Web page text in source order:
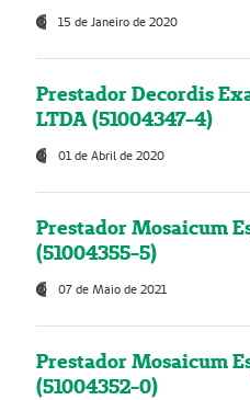
15 de Janeiro de 2020
Prestador Decordis
LTDA (51004347-4)
01 de Abril de 2020
Prestador Mosaicum
(51004355-5)
07 de Maio de 2021
Prestador Mosaicum
(51004352-0)